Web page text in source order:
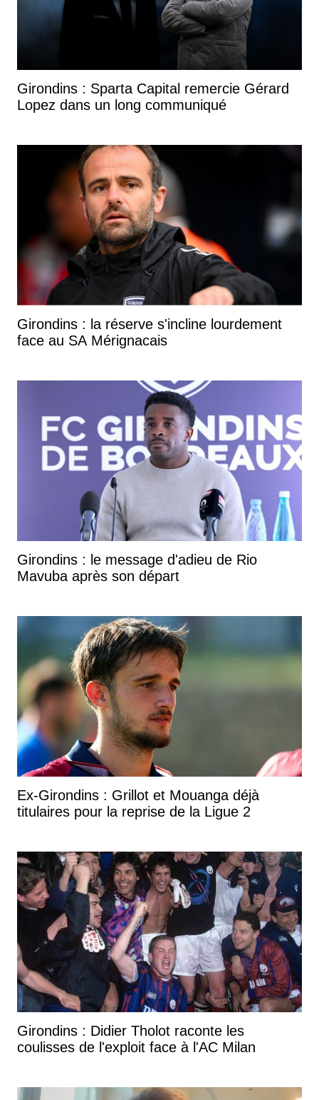
Girondins : Sparta Capital remercie Gérard
Lopez dans un long communiqué
Girondins : la réserve s'incline lourdement
face au SA Mérignacais
Girondins : le message d'adieu de Rio
Mavuba après son départ
Ex-Girondins : Grillot et Mouanga déjà
titulaires pour la reprise de la Ligue 2
Girondins : Didier Tholot raconte les
coulisses de l'exploit face à l'AC Milan